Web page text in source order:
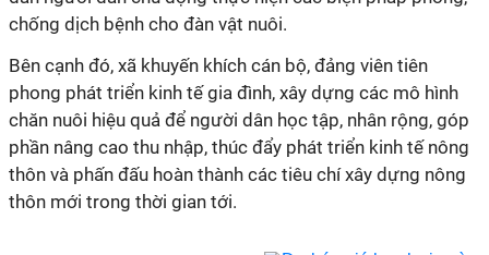
chống dịch bệnh cho đàn vật nuôi.
Bên cạnh đó, xã khuyến khích cán bộ, đảng viên tiên
phong phát triển kinh tế gia đình, xây dựng các mô hình
chăn nuôi hiệu quả để người dân học tập, nhân rộng, góp
phần nâng cao thu nhập, thúc đẩy phát triển kinh tế nông
thôn và phấn đấu hoàn thành các tiêu chí xây dựng nông
thôn mới trong thời gian tới.